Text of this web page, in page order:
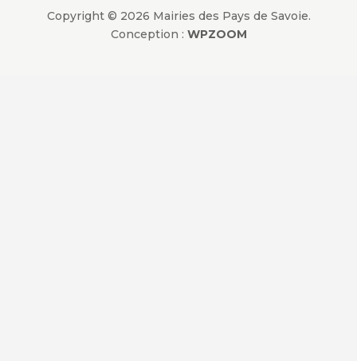
Copyright © 2026 Mairies des Pays de Savoie.
Conception : WPZOOM